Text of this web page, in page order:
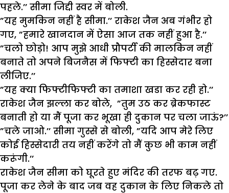
पहले.’’ सीमा जिद्दी स्वर में बोली.
”यह मुमकिन नहीं है सीमा.’’ राकेश जैन अब गंभीर हो
गए, ”हमारे खानदान में ऐसा आज तक नहीं हुआ है.’’
”चलो छोड़ो! आप मुझे आधी प्रौपर्टी की मालकिन नहीं
बनाते तो अपने बिजनैस में फिफ्टी का हिस्सेदार बना
लीजिए.’’
”यह क्या फिफ्टीफिफ्टी का तमाशा खडा कर रही हो.’’
राकेश जैन झल्ला कर बोले, ”तुम उठ कर ब्रेकफास्ट
बनाती हो या मैं पूजा कर भूखा ही दुकान पर चला जाऊं?’’
”चले जाओ.’’ सीमा गुस्से से बोली, ”यदि आप मेरे लिए
कोई हिस्सेदारी तय नहीं करेंगे तो मैं कुछ भी काम नहीं
करूंगी.’’
राकेश जैन सीमा को घूरते हुए मंदिर की तरफ बढ़ गए.
पूजा कर लेने के बाद जब वह दुकान के लिए निकले तो